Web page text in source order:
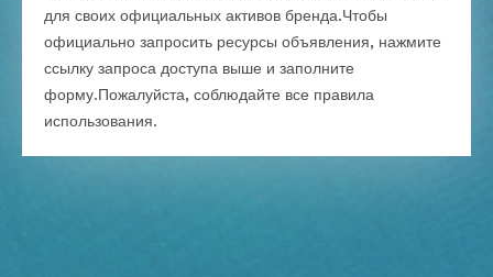
для своих официальных активов бренда.Чтобы
официально запросить ресурсы объявления, нажмите
ссылку запроса доступа выше и заполните
форму.Пожалуйста, соблюдайте все правила
использования.